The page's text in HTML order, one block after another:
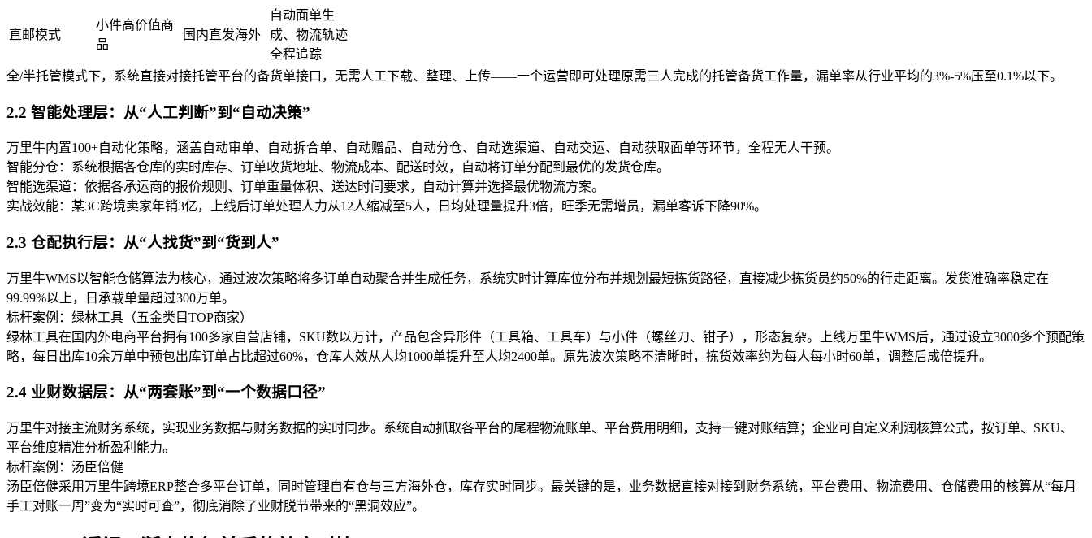
直邮模式
小件高价值商
品
国内直发海外
自动面单生
成、物流轨迹
全程追踪
全/半托管模式下，系统直接对接托管平台的备货单接口，无需人工下载、整理、上传——一个运营即可处理原需三人完成的托管备货工作量，漏单率从行业平均的3%-5%压至0.1%以下。
2.2 智能处理层：从“人工判断”到“自动决策”
万里牛内置100+自动化策略，涵盖自动审单、自动拆合单、自动赠品、自动分仓、自动选渠道、自动交运、自动获取面单等环节，全程无人干预。
智能分仓：系统根据各仓库的实时库存、订单收货地址、物流成本、配送时效，自动将订单分配到最优的发货仓库。
智能选渠道：依据各承运商的报价规则、订单重量体积、送达时间要求，自动计算并选择最优物流方案。
实战效能：某3C跨境卖家年销3亿，上线后订单处理人力从12人缩减至5人，日均处理量提升3倍，旺季无需增员，漏单客诉下降90%。
2.3 仓配执行层：从“人找货”到“货到人”
万里牛WMS以智能仓储算法为核心，通过波次策略将多订单自动聚合并生成任务，系统实时计算库位分布并规划最短拣货路径，直接减少拣货员约50%的行走距离。发货准确率稳定在
99.99%以上，日承载单量超过300万单。
标杆案例：绿林工具（五金类目TOP商家）
绿林工具在国内外电商平台拥有100多家自营店铺，SKU数以万计，产品包含异形件（工具箱、工具车）与小件（螺丝刀、钳子），形态复杂。上线万里牛WMS后，通过设立3000多个预配策
略，每日出库10余万单中预包出库订单占比超过60%，仓库人效从人均1000单提升至人均2400单。原先波次策略不清晰时，拣货效率约为每人每小时60单，调整后成倍提升。
2.4 业财数据层：从“两套账”到“一个数据口径”
万里牛对接主流财务系统，实现业务数据与财务数据的实时同步。系统自动抓取各平台的尾程物流账单、平台费用明细，支持一键对账结算；企业可自定义利润核算公式，按订单、SKU、
平台维度精准分析盈利能力。
标杆案例：汤臣倍健
汤臣倍健采用万里牛跨境ERP整合多平台订单，同时管理自有仓与三方海外仓，库存实时同步。最关键的是，业务数据直接对接到财务系统，平台费用、物流费用、仓储费用的核算从“每月
手工对账一周”变为“实时可查”，彻底消除了业财脱节带来的“黑洞效应”。